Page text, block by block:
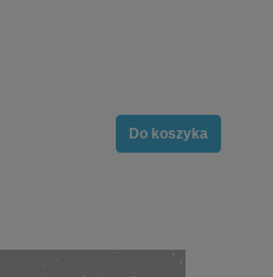
Do koszyka